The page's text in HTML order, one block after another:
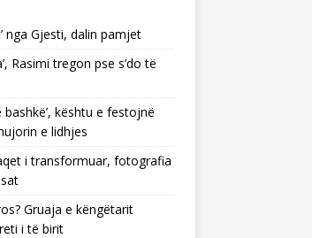
nga Gjesti, dalin pamjet
Rasimi tregon pse s’do të
kështu e festojnë
e lidhjes
i transformuar, fotografia
Gruaja e këngëtarit
i të birit